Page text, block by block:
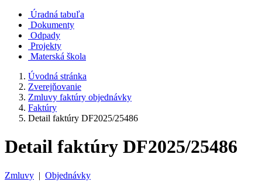
Úradná tabuľa
Dokumenty
Odpady
Projekty
Materská škola
Úvodná stránka
Zverejňovanie
Zmluvy faktúry objednávky
Faktúry
Detail faktúry DF2025/25486
Detail faktúry DF2025/25486
Zmluvy | Objednávky